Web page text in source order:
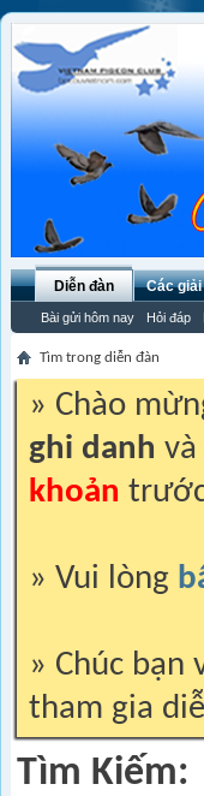
Diễn đàn
Bài gửi hôm nay Hỏi đáp
Các giải
Tìm trong diễn đàn
» Chào
ghi danh và
khoản
» Vui lòng
» Chúc bạn
tham gia
Tìm Kiếm: